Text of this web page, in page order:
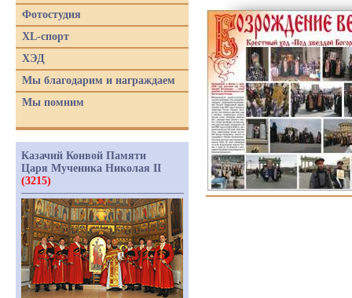
Фотостудия
XL-спорт
ХЭД
Мы благодарим и награждаем
Мы помним
Казачий Конвой Памяти
Царя Мученика Николая II
(3215)